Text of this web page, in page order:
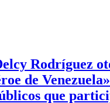
Rodríguez
de
que